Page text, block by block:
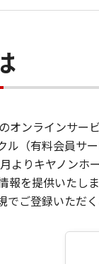
オンラインサ
ル（有料会員サ
よりキヤノン
報を提供いたし
でご登録いただ